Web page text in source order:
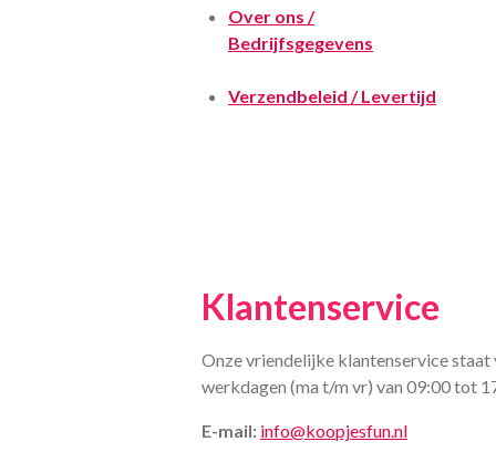
Over ons /
Bedrijfsgegevens
Verzendbeleid / Levertijd
Klantenservice
Onze vriendelijke klantenservice staat
werkdagen (ma t/m vr) van 09:00 tot
E-mail: info@koopjesfun.nl